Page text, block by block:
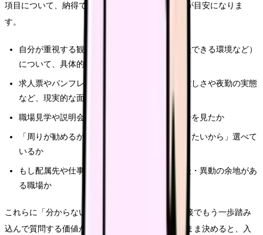
項目について、納得できる答えを得られているかが目安になりま
す。
自分が重視する観点（教育体制・配属先・相談できる環境など）
について、具体的な情報を得られたか
求人票やパンフレットの良い面だけでなく、忙しさや夜勤の実態
など、現実的な面も確認できたか
職場見学や説明会で、実際の先輩看護師の様子を見たか
「周りが勧めるから」ではなく、「自分が働きたいから」選べて
いるか
もし配属先や仕事内容が希望と違っても、相談・異動の余地があ
る職場か
これらに「分からない」が多い場合は、見学や面接でもう一歩踏み
込んで質問する価値があります。情報が足りないまま決めると、入